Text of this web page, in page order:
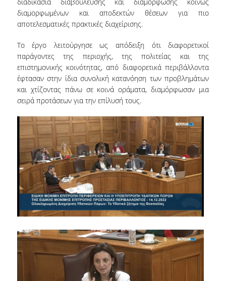
ΔΙΑΤΡΙΒΕΣ ΦΟΙΤΗΤΩΝ
διαμορφωμένων και αποδεκτών θέσεων για πιο
αποτελεσματικές πρακτικές διαχείρισης.
Το έργο λειτούργησε ως απόδειξη ότι διαφορετικοί
παράγοντες της περιοχής, της πολιτείας και της
επιστημονικής κοινότητας, από διαφορετικά περιβάλλοντα
έφτασαν στην ίδια συνολική κατανόηση των προβλημάτων
και χτίζοντας πάνω σε κοινά οράματα, διαμόρφωσαν μια
σειρά προτάσεων για την επίλυσή τους.